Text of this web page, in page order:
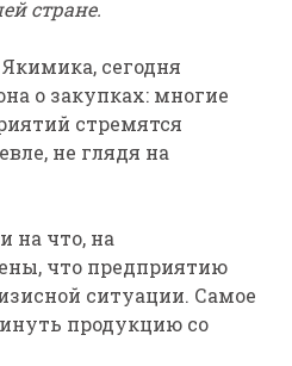
стране.
сегодня
о закупках: многие
стремятся
не глядя на
на что, на
что предприятию
ситуации. Самое
продукцию со